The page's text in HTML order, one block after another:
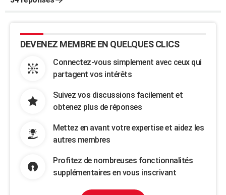
DEVENEZ MEMBRE EN QUELQUES CLICS
Connectez-vous simplement avec ceux qui
partagent vos intérêts
Suivez vos discussions facilement et
obtenez plus de réponses
Mettez en avant votre expertise et aidez les
autres membres
Profitez de nombreuses fonctionnalités
supplémentaires en vous inscrivant